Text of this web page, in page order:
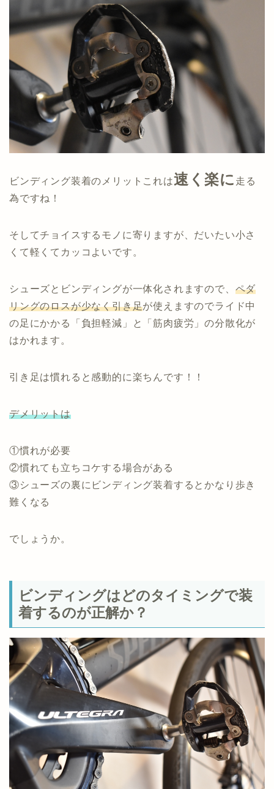
ビンディング装着のメリットこれは速く楽に 走る
為ですね！
そしてチョイスするモノに寄りますが、だいたい小さ
くて軽くてカッコよいです。
シューズとビンディングが一体化されますので、 ペダ
リングのロスが少なく引き足が使えますのでライド中
の足にかかる「負担軽減」と「筋肉疲労」の分散化が
はかれます。
引き足は慣れると感動的に楽ちんです！！
デメリットは
①慣れが必要
②慣れても立ちコケする場合がある
③シューズの裏にビンディング装着するとかなり歩き
難くなる
でしょうか。
ビンディングはどのタイミングで装
着するのが正解か？